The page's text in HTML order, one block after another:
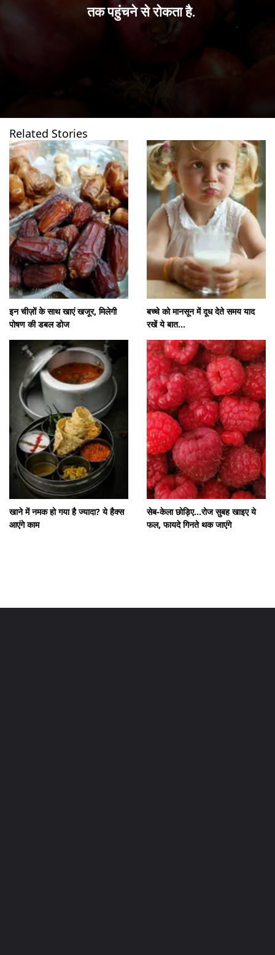
तक पहुंचने से रोकता है.
खुल रहा है
Related Stories
इन चीज़ों के साथ खाएं खजूर, मिलेगी
पोषण की डबल डोज
बच्चे को मानसून में दूध देते समय याद
रखें ये बात...
खाने में नमक हो गया है ज्यादा? ये हैक्स
आएंगे काम
सेब-केला छोड़िए...रोज सुबह खाइए ये
फल, फायदे गिनते थक जाएंगे